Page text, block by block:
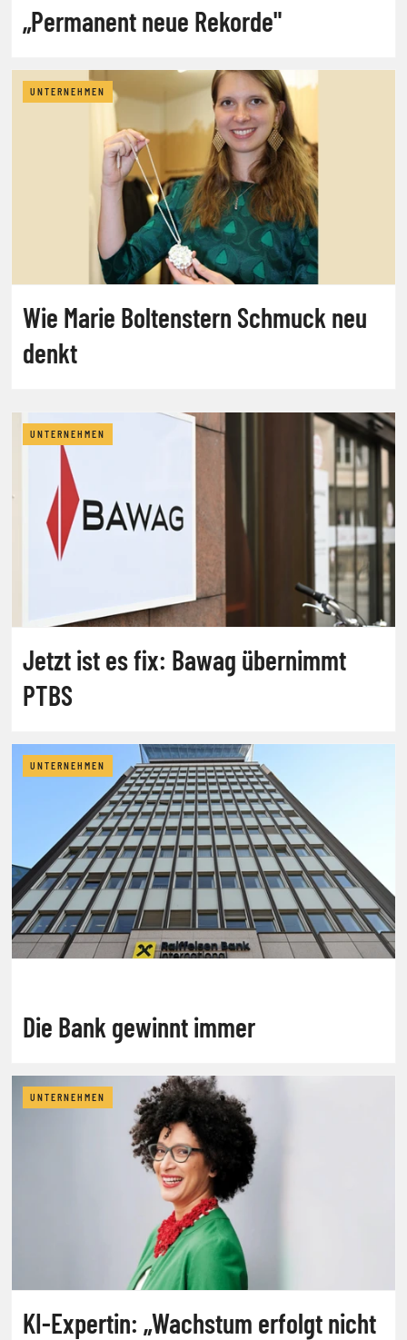
„Permanent neue Rekorde"
UNTERNEHMEN
Wie Marie Boltenstern Schmuck neu
denkt
UNTERNEHMEN
Jetzt ist es fix: Bawag übernimmt
PTBS
UNTERNEHMEN
Die Bank gewinnt immer
UNTERNEHMEN
KI-Expertin: „Wachstum erfolgt nicht